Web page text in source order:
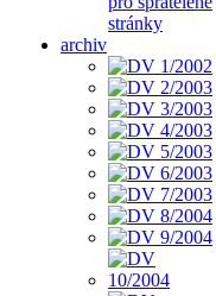
stránky
archiv